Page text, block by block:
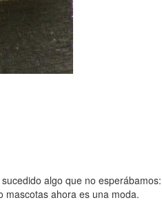
algo que no esperábamos:
mascotas ahora es una moda.